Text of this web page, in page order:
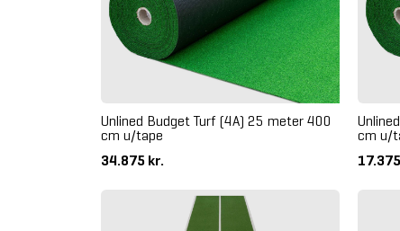
Unlined Budget Turf (4A) 25 meter 400
cm u/tape
34.875 kr.
cm u/